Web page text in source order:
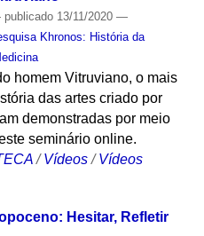
publicado13/11/2020 —
Khronos: História da
homem Vitruviano, o mais
das artes criado por
demonstradas por meio
seminário online.
/Vídeos /Vídeos
Hesitar, Refletir